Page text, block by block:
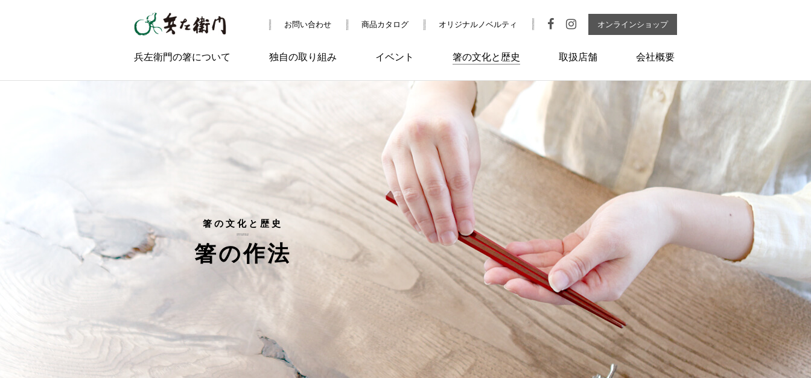
兵左衛門の箸について 独自の取り組み イベント 箸の文化と歴史 取扱店舗 会社概要
お問い合わせ 商品カタログ オリジナルノベルティ オンラインショップ
箸の文化と歴史
箸の作法